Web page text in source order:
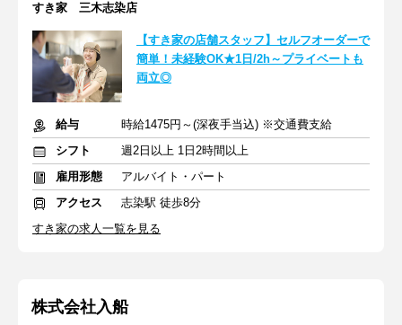
すき家 三木志染店
【すき家の店舗スタッフ】セルフオーダーで
簡単！未経験OK★1日/2h～プライベートも
両立◎
給与
時給1475円～(深夜手当込) ※交通費支給
シフト
週2日以上 1日2時間以上
雇用形態
アルバイト・パート
アクセス
志染駅 徒歩8分
すき家の求人一覧を見る
株式会社入船